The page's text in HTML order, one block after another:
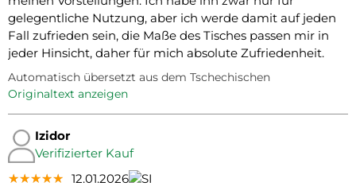
gelegentliche Nutzung, aber ich werde damit auf jeden
Fall zufrieden sein, die Maße des Tisches passen mir in
jeder Hinsicht, daher für mich absolute Zufriedenheit.
Automatisch übersetzt aus dem Tschechischen
Originaltext anzeigen
Izidor
Verifizierter Kauf
★★★★★
★★★★★
★★★★★ 12.01.2026